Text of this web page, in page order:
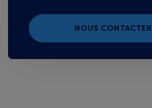
NOUS CONTACTER